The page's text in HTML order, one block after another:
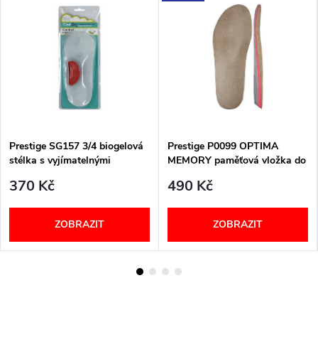
Prestige SG157 3/4 biogelová
stélka s vyjímatelnými
370 Kč
ZOBRAZIT
Prestige P0099 OPTIMA
MEMORY paměťová vložka do
490 Kč
ZOBRAZIT